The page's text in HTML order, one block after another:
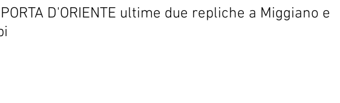
D'ORIENTE ultime due repliche a Miggiano e